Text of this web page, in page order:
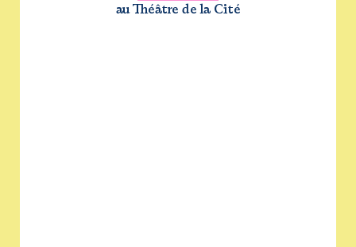
au Théâtre de la Cité